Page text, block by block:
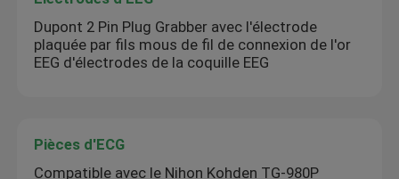
Dupont 2 Pin Plug Grabber avec l'électrode
plaquée par fils mous de fil de connexion de l'or
EEG d'électrodes de la coquille EEG
Pièces d'ECG
Compatible avec le Nihon Kohden TG-980P